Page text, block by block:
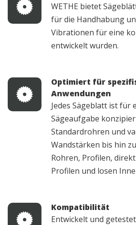
WETHE bietet
für die Handhabung
Vibrationen für eine
entwickelt wurden.
Optimiert für
Anwendungen
Jedes Sägeblatt ist für
Sägeaufgabe
Standardrohren und
Wandstärken bis hin
Rohren, Profilen,
Profilen und losen
Kompatibilität
Entwickelt und